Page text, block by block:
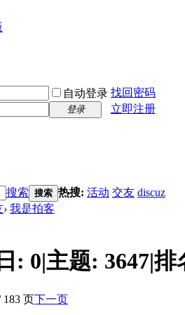
自动登录 找回密码
登录
立即注册
搜索 搜索 热搜: 活动 交友 discuz
› 我是拍客
: 0|主题: 3647|排
183 页下一页